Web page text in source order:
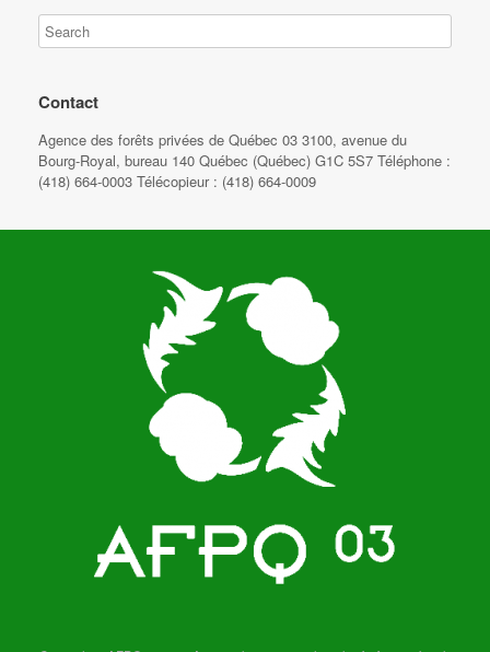
Contact
Agence des forêts privées de Québec 03 3100, avenue du
Bourg-Royal, bureau 140 Québec (Québec) G1C 5S7 Téléphone :
(418) 664-0003 Télécopieur : (418) 664-0009